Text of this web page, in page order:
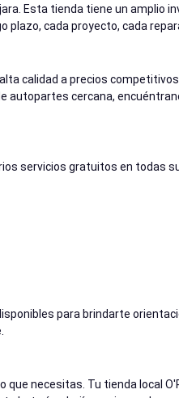
Esta tienda tiene un
cada proyecto, cada
calidad a precios
cercana,
servicios gratuitos en todas
para brindarte
necesitas. Tu tienda local